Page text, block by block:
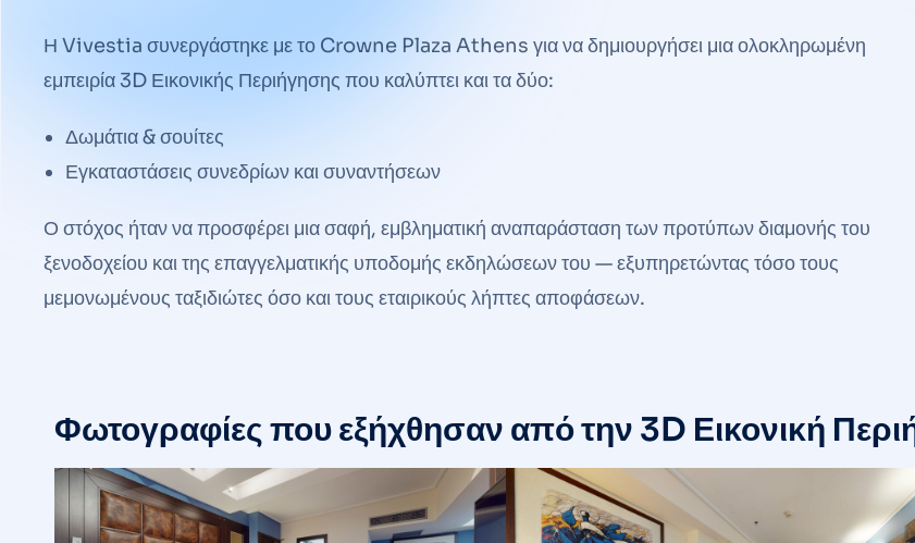
Η Vivestia συνεργάστηκε με το Crowne Plaza Athens για να δημιουργήσει μια ολοκληρωμένη
εμπειρία 3D Εικονικής Περιήγησης που καλύπτει και τα δύο:
Δωμάτια & σουίτες
Εγκαταστάσεις συνεδρίων και συναντήσεων
Ο στόχος ήταν να προσφέρει μια σαφή, εμβληματική αναπαράσταση των προτύπων διαμονής του
ξενοδοχείου και της επαγγελματικής υποδομής εκδηλώσεων του — εξυπηρετώντας τόσο τους
μεμονωμένους ταξιδιώτες όσο και τους εταιρικούς λήπτες αποφάσεων.
Φωτογραφίες που εξήχθησαν από την 3D Εικονική